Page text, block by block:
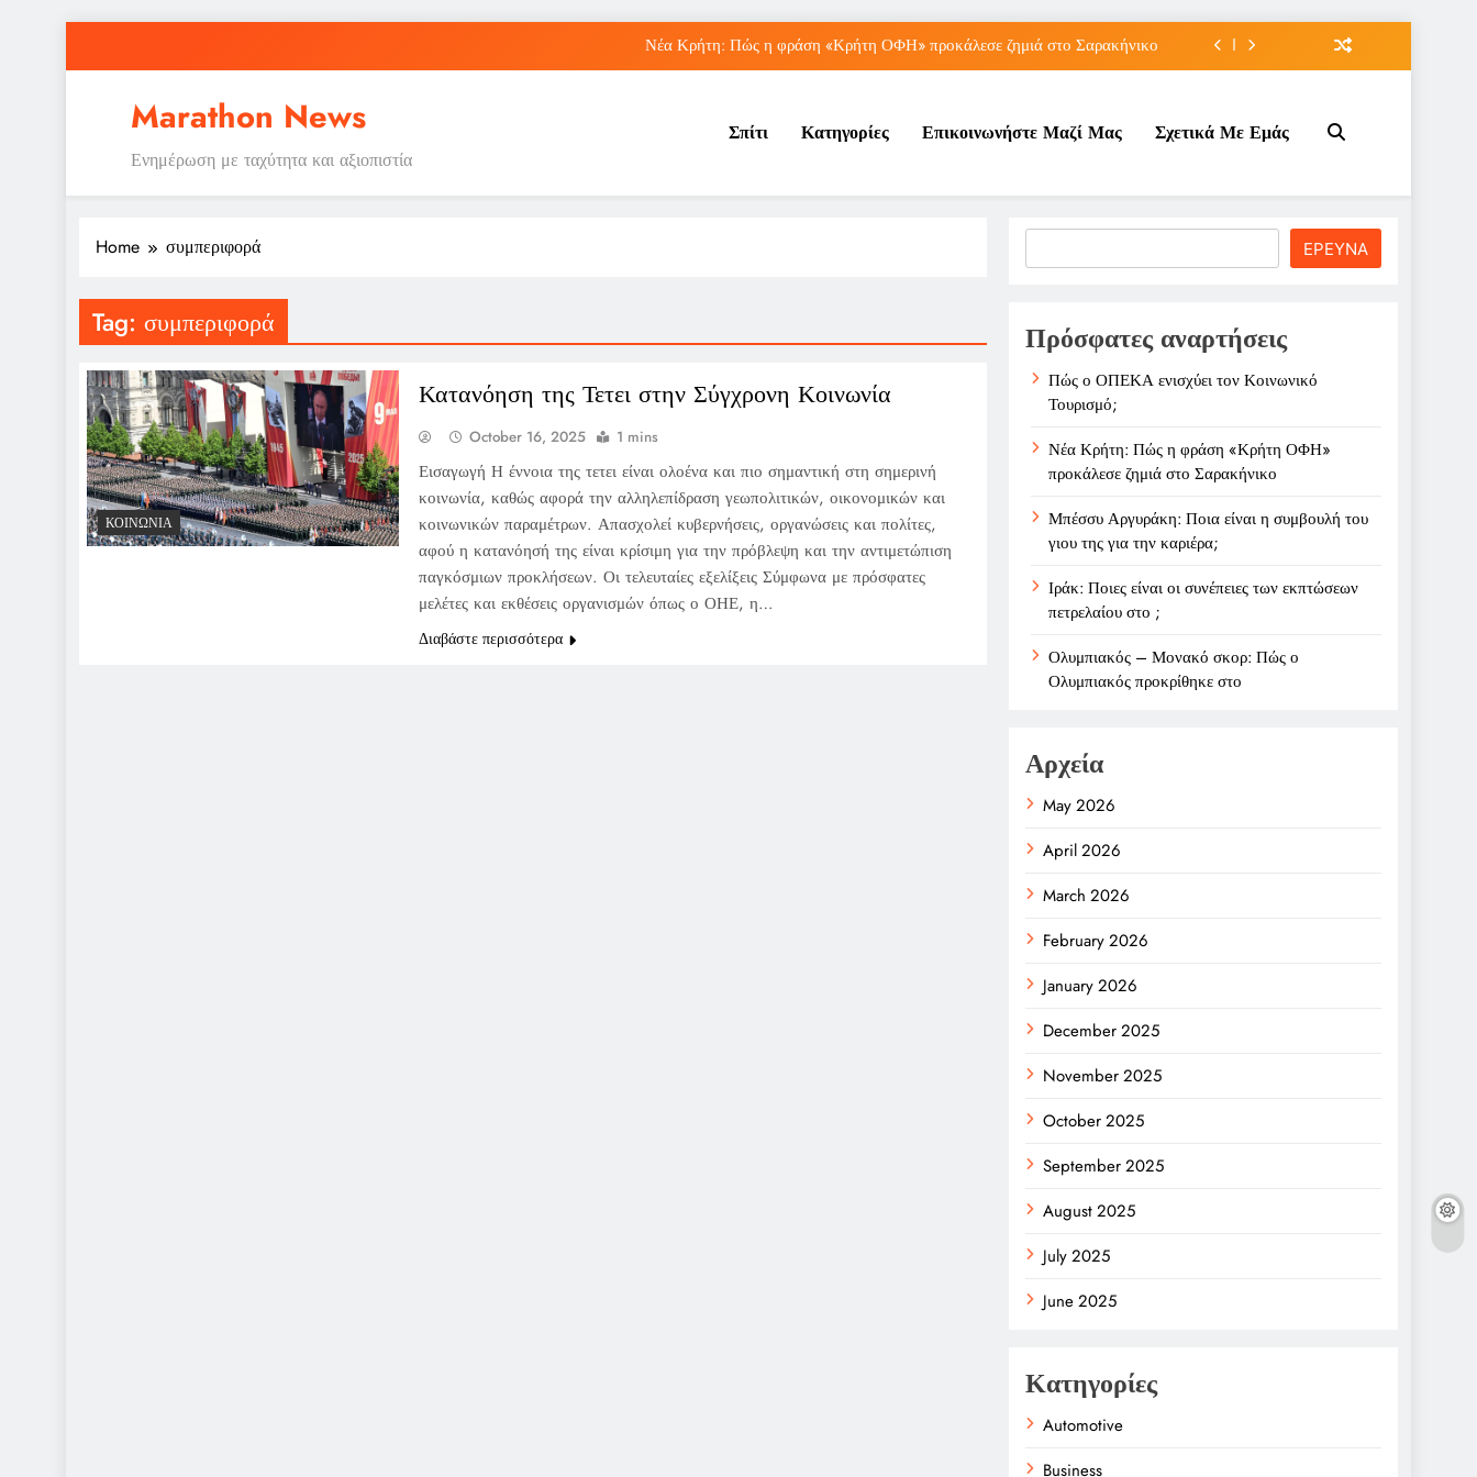
Νέα Κρήτη: Πώς η φράση «Κρήτη ΟΦΗ» προκάλεσε ζημιά στο Σαρακήνικο
Ιράκ: Ποιες είναι οι συνέπειες των εκπτώσεων πετρελαίου στο ;
Νέα Κρήτη: Πώς η φράση «Κρήτη ΟΦΗ» προκάλεσε ζημιά στο Σαρακήνικο
Μπέσσυ Αργυράκη: Ποια είναι η συμβουλή του γιου της για την καριέρα;
Marathon News
Ενημέρωση με ταχύτητα και αξιοπιστία
Σπίτι Κατηγορίες Επικοινωνήστε Μαζί Μας Σχετικά Με Εμάς
Home συμπεριφορά
Tag: συμπεριφορά
ΚΟΙΝΩΝΊΑ
Κατανόηση της Τετει στην Σύγχρονη Κοινωνία
October 16, 2025 1 mins
Εισαγωγή Η έννοια της τετει είναι ολοένα και πιο σημαντική στη σημερινή
κοινωνία, καθώς αφορά την αλληλεπίδραση γεωπολιτικών, οικονομικών και
κοινωνικών παραμέτρων. Απασχολεί κυβερνήσεις, οργανώσεις και πολίτες,
αφού η κατανόησή της είναι κρίσιμη για την πρόβλεψη και την αντιμετώπιση
παγκόσμιων προκλήσεων. Οι τελευταίες εξελίξεις Σύμφωνα με πρόσφατες
μελέτες και εκθέσεις οργανισμών όπως ο ΟΗΕ, η…
Διαβάστε περισσότερα
ΕΡΕΥΝΑ
Πρόσφατες αναρτήσεις
Πώς ο ΟΠΕΚΑ ενισχύει τον Κοινωνικό
Τουρισμό;
Νέα Κρήτη: Πώς η φράση «Κρήτη ΟΦΗ»
προκάλεσε ζημιά στο Σαρακήνικο
Μπέσσυ Αργυράκη: Ποια είναι η συμβουλή του
γιου της για την καριέρα;
Ιράκ: Ποιες είναι οι συνέπειες των εκπτώσεων
πετρελαίου στο ;
Ολυμπιακός – Μονακό σκορ: Πώς ο
Ολυμπιακός προκρίθηκε στο
Αρχεία
May 2026
April 2026
March 2026
February 2026
January 2026
December 2025
November 2025
October 2025
September 2025
August 2025
July 2025
June 2025
Κατηγορίες
Automotive
Business